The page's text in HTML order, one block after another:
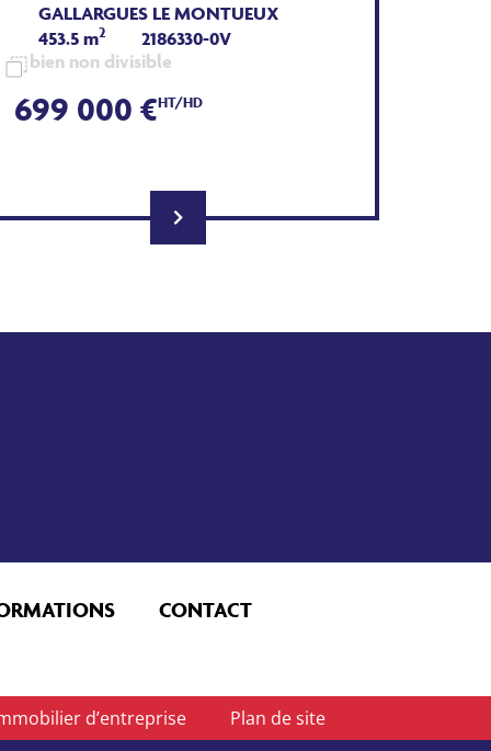
GALLARGUES LE MONTUEUX
453.5 m2
2186330-0V
bien non divisible
699 000 €HT/HD
CONTACT
d’entreprise Plan de site